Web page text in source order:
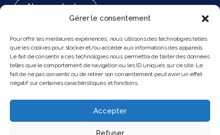
Gérer le consentement
Pour offrir les meilleures expériences, nous utilisons des technologies telles
que les cookies pour stocker et/ou accéder aux informations des appareils.
Le fait de consentir à ces technologies nous permettra de traiter des données
telles que le comportement de navigation ou les ID uniques sur ce site. Le
fait de ne pas consentir ou de retirer son consentement peut avoir un effet
négatif sur certaines caractéristiques et fonctions.
Accepter
Refuser
Nous contacter
194, rue de Rivoli 75001 Paris France
Nous suivre